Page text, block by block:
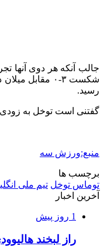
رسید.
گفتنی است توخل به زودی
منبع:ورزش سه
برچسب ها
توماس توخل تیم ملی
آخرین اخبار
1 روز پیش
راز لبخند